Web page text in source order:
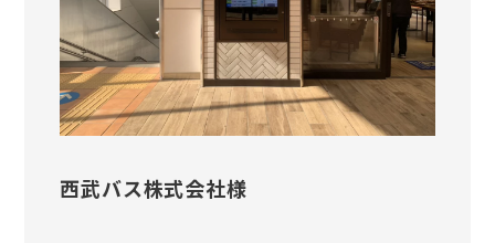
西武バス株式会社様